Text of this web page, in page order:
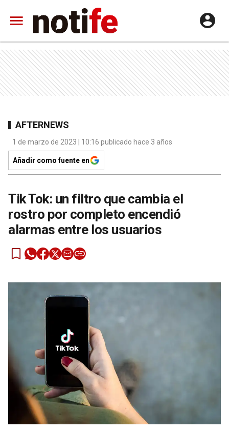
AFTERNEWS
1 de marzo de 2023 | 10:16 publicado hace 3 años
Añadir como fuente en
Tik Tok: un filtro que cambia el
rostro por completo encendió
alarmas entre los usuarios